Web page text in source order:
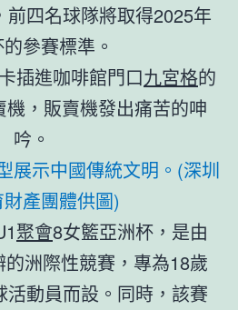
四名球隊將取得2025年
參賽標準。
插進咖啡館門口九宮格的
，販賣機發出痛苦的呻
吟。
展示中國傳統文明。(深圳
產團體供圖)
聚會8女籃亞洲杯，是由
洲際性競賽，專為18歲
動員而設。同時，該賽